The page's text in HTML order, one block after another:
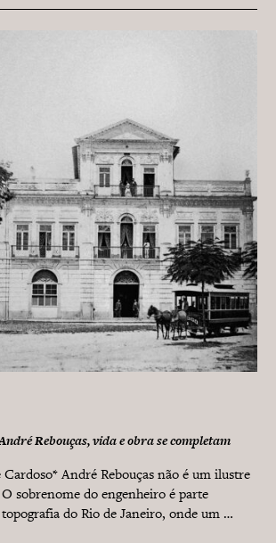
Rebouças, vida e obra se completam
Cardoso* André Rebouças não é um ilustre
sobrenome do engenheiro é parte
do Rio de Janeiro, onde um …